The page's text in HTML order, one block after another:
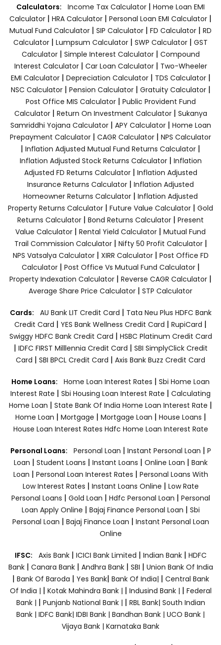
Calculators: Income Tax Calculator | Home Loan EMI
Calculator | HRA Calculator | Personal Loan EMI Calculator |
Mutual Fund Calculator | SIP Calculator | FD Calculator | RD
Calculator | Lumpsum Calculator | SWP Calculator | GST
Calculator| Simple Interest Calculator| Compound
Interest Calculator| Car Loan Calculator| Two-Wheeler
EMI Calculator| Depreciation Calculator| TDS Calculator|
NSC Calculator| Pension Calculator| Gratuity Calculator|
Post Office MIS Calculator| Public Provident Fund
Calculator| Return On Investment Calculator| Sukanya
Samriddhi Yojana Calculator| APY Calculator| Home Loan
Prepayment Calculator | CAGR Calculator | NPS Calculator
| Inflation Adjusted Mutual Fund Returns Calculator |
Inflation Adjusted Stock Returns Calculator| Inflation
Adjusted FD Returns Calculator| Inflation Adjusted
Insurance Returns Calculator | Inflation Adjusted
Homeowner Returns Calculator | Inflation Adjusted
Property Returns Calculator | Future Value Calculator | Gold
Returns Calculator | Bond Returns Calculator | Present
Value Calculator | Rental Yield Calculator | Mutual Fund
Trail Commission Calculator| Nifty 50 Profit Calculator|
NPS Vatsalya Calculator| XIRR Calculator| Post Office FD
Calculator| Post Office Vs Mutual Fund Calculator|
Property Indexation Calculator | Reverse CAGR Calculator |
Average Share Price Calculator | STP Calculator
Cards: AU Bank LIT Credit Card | Tata Neu Plus HDFC Bank
Credit Card | YES Bank Wellness Credit Card | RupiCard |
Swiggy HDFC Bank Credit Card | HSBC Platinum Credit Card
| IDFC FIRST Milllennia Credit Card | SBI SimplyClick Credit
Card | SBI BPCL Credit Card | Axis Bank Buzz Credit Card
Home Loans: Home Loan Interest Rates | Sbi Home Loan
Interest Rate | Sbi Housing Loan Interest Rate | Calculating
Home Loan | State Bank Of India Home Loan Interest Rate |
Home Loan | Mortgage | Mortgage Loan | House Loans |
House Loan Interest Rates Hdfc Home Loan Interest Rate
Personal Loans: Personal Loan | Instant Personal Loan | P
Loan | Student Loans | Instant Loans | Online Loan | Bank
Loan | Personal Loan Interest Rates | Personal Loans With
Low Interest Rates | Instant Loans Online | Low Rate
Personal Loans | Gold Loan | Hdfc Personal Loan | Personal
Loan Apply Online | Bajaj Finance Personal Loan | Sbi
Personal Loan | Bajaj Finance Loan | Instant Personal Loan
Online
IFSC: Axis Bank | ICICI Bank Limited | Indian Bank | HDFC
Bank| Canara Bank | Andhra Bank| SBI | Union Bank Of India
| Bank Of Baroda | Yes Bank| Bank Of India| | Central Bank
Of India | | Kotak Mahindra Bank | | Indusind Bank | | Federal
Bank | | Punjanb National Bank | | RBL Bank| South Indian
Bank | IDFC Bank| IDBI Bank | Bandhan Bank | UCO Bank |
Vijaya Bank | Karnataka Bank